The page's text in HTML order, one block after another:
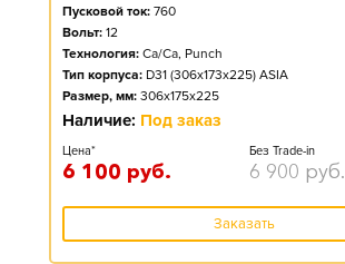
Пусковой ток: 760
Вольт: 12
Технология: Ca/Ca, Punch
Тип корпуса: D31 (306x173x225) ASIA
Размер, мм: 306x175x225
Наличие: Под заказ
Цена*
6 100 руб.
Без Trade-in
6 900 руб.
Заказать